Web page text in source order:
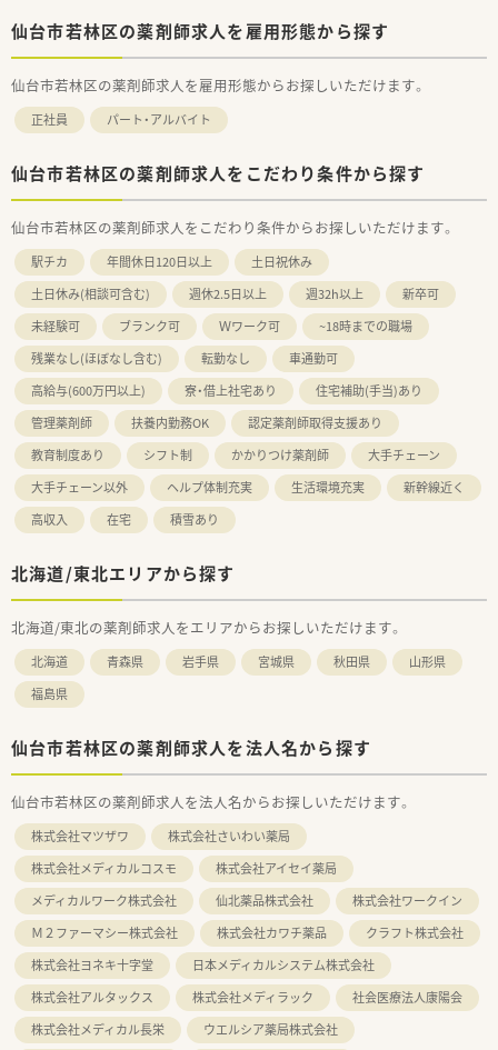
仙台市若林区の薬剤師求人を雇用形態から探す
仙台市若林区の薬剤師求人を雇用形態からお探しいただけます。
正社員 パート・アルバイト
仙台市若林区の薬剤師求人をこだわり条件から探す
仙台市若林区の薬剤師求人をこだわり条件からお探しいただけます。
駅チカ 年間休日120日以上
土日祝休み
土日休み(相談可含む)
週休2.5日以上 週32h以上
新卒可
未経験可
ブランク可 Ｗワーク可
~18時までの職場
残業なし(ほぼなし含む)
転勤なし
車通勤可
高給与(600万円以上)
寮・借上社宅あり
住宅補助(手当)あり
管理薬剤師
扶養内勤務OK
認定薬剤師取得支援あり
教育制度あり
シフト制 かかりつけ薬剤師
大手チェーン
大手チェーン以外
ヘルプ体制充実 生活環境充実
新幹線近く
高収入
在宅 積雪あり
北海道/東北エリアから探す
北海道/東北の薬剤師求人をエリアからお探しいただけます。
北海道 青森県 岩手県 宮城県 秋田県
山形県
福島県
仙台市若林区の薬剤師求人を法人名から探す
仙台市若林区の薬剤師求人を法人名からお探しいただけます。
株式会社マツザワ
株式会社さいわい薬局
株式会社メディカルコスモ
株式会社アイセイ薬局
メディカルワーク株式会社
仙北薬品株式会社
株式会社ワークイン
Ｍ２ファーマシー株式会社
株式会社カワチ薬品
クラフト株式会社
株式会社ヨネキ十字堂
日本メディカルシステム株式会社
株式会社アルタックス
株式会社メディラック
社会医療法人康陽会
株式会社メディカル長栄
ウエルシア薬局株式会社